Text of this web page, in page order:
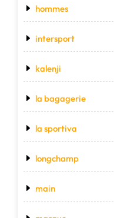
hommes
intersport
kalenji
la bagagerie
la sportiva
longchamp
main